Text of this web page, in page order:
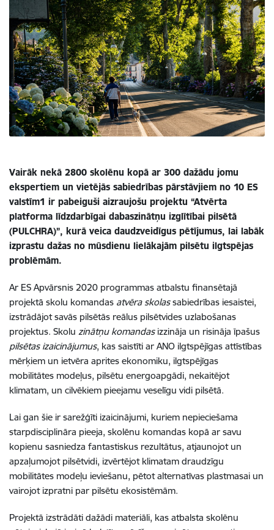
Vairāk nekā 2800 skolēnu kopā ar 300 dažādu jomu
ekspertiem un vietējās sabiedrības pārstāvjiem no 10 ES
valstīm1 ir pabeiguši aizraujošu projektu “Atvērta
platforma līdzdarbīgai dabaszinātņu izglītībai pilsētā
(PULCHRA)”, kurā veica daudzveidīgus pētījumus, lai labāk
izprastu dažas no mūsdienu lielākajām pilsētu ilgtspējas
problēmām.
Ar ES Apvārsnis 2020 programmas atbalstu finansētajā
projektā skolu komandas atvēra skolassabiedrības iesaistei,
izstrādājot savās pilsētās reālus pilsētvides uzlabošanas
projektus. Skolu zinātņu komandas izzināja un risināja īpašus
pilsētas izaicinājumus, kas saistīti ar ANO ilgtspējīgas attīstības
mērķiem un ietvēra aprites ekonomiku, ilgtspējīgas
mobilitātes modeļus, pilsētu energoapgādi, nekaitējot
klimatam, un cilvēkiem pieejamu veselīgu vidi pilsētā.
Lai gan šie ir sarežģīti izaicinājumi, kuriem nepieciešama
starpdisciplināra pieeja, skolēnu komandas kopā ar savu
kopienu sasniedza fantastiskus rezultātus, atjaunojot un
apzaļumojot pilsētvidi, izvērtējot klimatam draudzīgu
mobilitātes modeļu ieviešanu, pētot alternatīvas plastmasai un
vairojot izpratni par pilsētu ekosistēmām.
Projektā izstrādāti dažādi materiāli, kas atbalsta skolēnu